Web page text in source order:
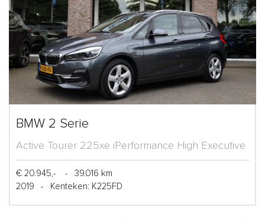
BMW 2 Serie
Active Tourer 225xe iPerformance High Executive
€ 20.945,- -
39.016 km
2019
- Kenteken: K225FD